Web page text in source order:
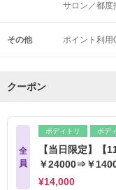
サロン／都度
その他 ポイント利用
クーポン
全
員
ボディトリ ボデ
【当日限定】【
￥24000⇒￥
¥14,000